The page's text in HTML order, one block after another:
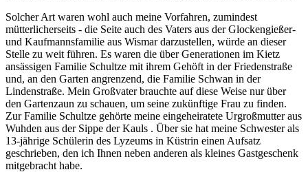
Solcher Art waren wohl auch meine Vorfahren, zumindest
mütterlicherseits - die Seite auch des Vaters aus der Glockengießer-
und Kaufmannsfamilie aus Wismar darzustellen, würde an dieser
Stelle zu weit führen. Es waren die über Generationen im Kietz
ansässigen Familie Schultze mit ihrem Gehöft in der Friedenstraße
und, an den Garten angrenzend, die Familie Schwan in der
Lindenstraße. Mein Großvater brauchte auf diese Weise nur über
den Gartenzaun zu schauen, um seine zukünftige Frau zu finden.
Zur Familie Schultze gehörte meine eingeheiratete Urgroßmutter aus
Wuhden aus der Sippe der Kauls . Über sie hat meine Schwester als
13-jährige Schülerin des Lyzeums in Küstrin einen Aufsatz
geschrieben, den ich Ihnen neben anderen als kleines Gastgeschenk
mitgebracht habe.